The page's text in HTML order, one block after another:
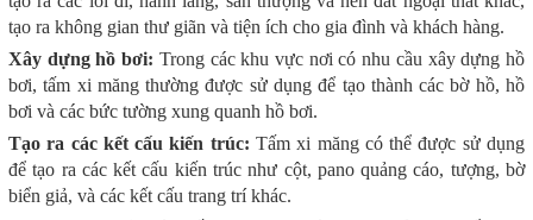
tạo ra không gian thư giãn và tiện ích cho gia đình và khách hàng.
Xây dựng hồ bơi: Trong các khu vực nơi có nhu cầu xây dựng hồ
bơi, tấm xi măng thường được sử dụng để tạo thành các bờ hồ, hồ
bơi và các bức tường xung quanh hồ bơi.
Tạo ra các kết cấu kiến trúc: Tấm xi măng có thể được sử dụng
để tạo ra các kết cấu kiến trúc như cột, pano quảng cáo, tượng, bờ
biển giả, và các kết cấu trang trí khác.